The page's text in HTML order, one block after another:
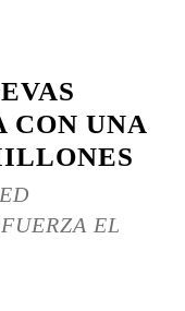
CON UNA
EL